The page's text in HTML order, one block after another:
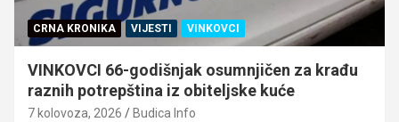
CRNA KRONIKA VIJESTI VINKOVCI
VINKOVCI 66-godišnjak osumnjičen za krađu
raznih potrepština iz obiteljske kuće
7 kolovoza, 2026 Budica Info